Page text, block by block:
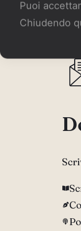
Puoi
Chiudendo